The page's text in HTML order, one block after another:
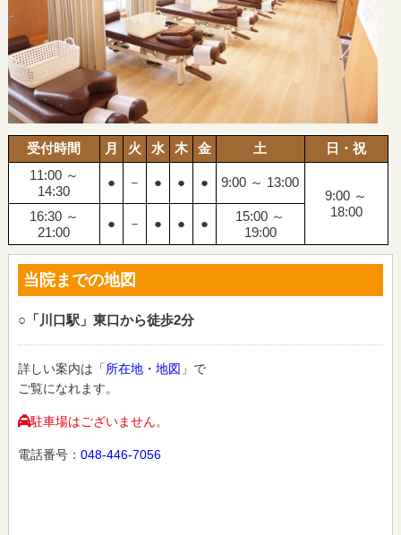
受付時間 月 火 水 木 金 土
日・祝
11:00 ～
14:30
● － ● ● ●
9:00 ～ 13:00
9:00 ～
18:00
16:30 ～
21:00
● － ● ● ●
15:00 ～
19:00
当院までの地図
○「川口駅」東口から徒歩2分
詳しい案内は「所在地・地図 」で
ご覧になれます。
駐車場はございません。
電話番号： 048-446-7056